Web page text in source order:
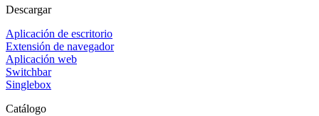
Descargar
Aplicación de escritorio
Extensión de navegador
Aplicación web
Switchbar
Singlebox
Catálogo